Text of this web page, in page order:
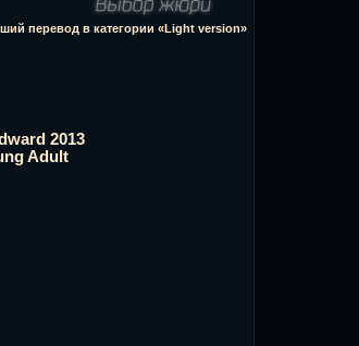
перевод в категории «Light version»
2013
Adult